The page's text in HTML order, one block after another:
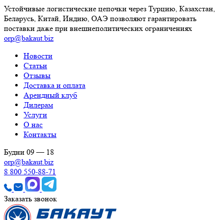
Устойчивые логистические цепочки через Турцию, Казахстан,
Беларусь, Китай, Индию, ОАЭ позволяют гарантировать
поставки даже при внешнеполитических ограничениях
orp@bakaut.biz
Новости
Статьи
Отзывы
Доставка и оплата
Арендный клуб
Дилерам
Услуги
О нас
Контакты
Будни 09 — 18
orp@bakaut.biz
8 800 550-88-71
Заказать звонок